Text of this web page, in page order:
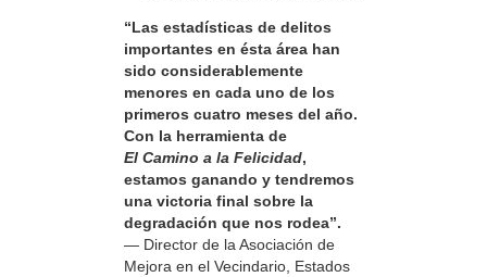
“Las estadísticas de delitos
importantes en ésta área han
sido considerablemente
menores en cada uno de los
primeros cuatro meses del año.
Con la herramienta de
El Camino a la Felicidad,
estamos ganando y tendremos
una victoria final sobre la
degradación que nos rodea”.
— Director de la Asociación de
Mejora en el Vecindario, Estados